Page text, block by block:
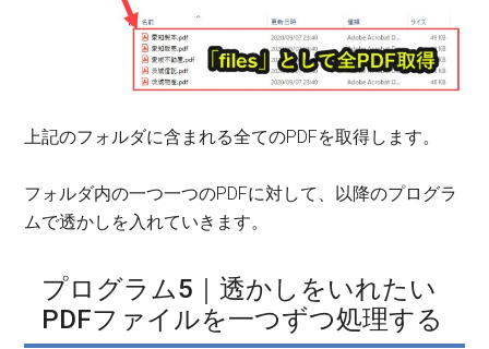
上記のフォルダに含まれる全てのPDFを取得します。
フォルダ内の一つ一つのPDFに対して、以降のプログラ
ムで透かしを入れていきます。
プログラム5｜透かしをいれたい
PDFファイルを一つずつ処理する